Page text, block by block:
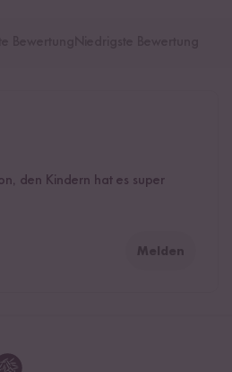
den Kindern hat es super
Melden